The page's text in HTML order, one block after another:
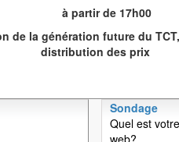
à partir de 17h00
de la génération future du
distribution des prix
Sondage
Quel est